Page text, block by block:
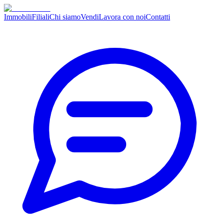
ImmobiliFilialiChi siamoVendiLavora con noiContatti